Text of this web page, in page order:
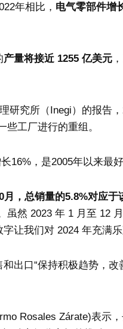
年相比， 电气零部件增
产量将接近 1255 亿美元
研究所（Inegi）的报告
工厂进行的重组。
16%，是2005年以来最
，总销量的5.8%对应于
虽然 2023 年 1 月至 12
让我们对 2024 年充满乐
出口“保持积极趋势，改
Rosales Zárate)表示